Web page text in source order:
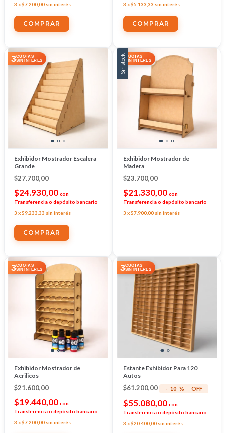
3 x$7.200,00 sin interés
3 x$5.133,33 sin interés
3CUOTAS
SIN INTERÉS
Exhibidor Mostrador Escalera
Grande
$27.700,00
$24.930,00 con
Transferencia o depósito bancario
3 x$9.233,33 sin interés
Sin stock
3 CUOTAS
SIN INTERÉS
Exhibidor Mostrador de
Madera
$23.700,00
$21.330,00 con
Transferencia o depósito bancario
3 x$7.900,00 sin interés
3CUOTAS
SIN INTERÉS
Exhibidor Mostrador de
Acrilicos
$21.600,00
$19.440,00 con
Transferencia o depósito bancario
3 x$7.200,00 sin interés
3CUOTAS
SIN INTERÉS
Estante Exhibidor Para 120
Autos
$61.200,00 - 10 % OFF
$55.080,00 con
Transferencia o depósito bancario
3 x$20.400,00 sin interés